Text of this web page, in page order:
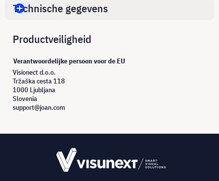
Technische gegevens
Productveiligheid
Verantwoordelijke persoon voor de EU
Visionect d.o.o.
Tržaška cesta 118
1000 Ljubljana
Slovenia
support@joan.com